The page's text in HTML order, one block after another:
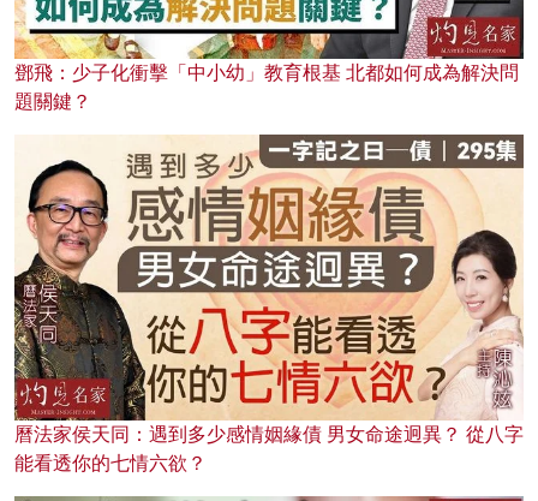
鄧飛：少子化衝擊「中小幼」教育根基 北都如何成為解決問
題關鍵？
曆法家侯天同：遇到多少感情姻緣債 男女命途迥異？ 從八字
能看透你的七情六欲？